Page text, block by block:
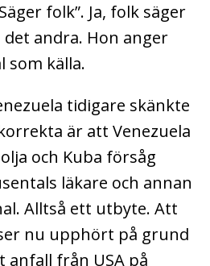
folk”. Ja, folk säger
det andra. Hon anger
som källa.
tidigare skänkte
är att Venezuela
och Kuba försåg
läkare och annan
Alltså ett utbyte. Att
nu upphört på grund
anfall från USA på